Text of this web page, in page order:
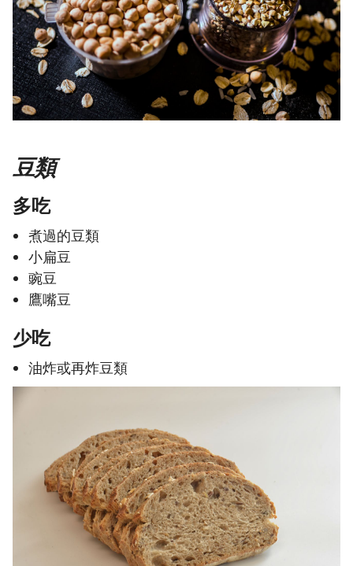
豆類
多吃
煮過的豆類
小扁豆
豌豆
鷹嘴豆
少吃
油炸或再炸豆類